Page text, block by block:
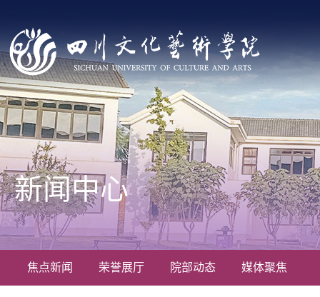
焦点新闻 荣誉展厅 院部动态 媒体聚焦
新闻中心